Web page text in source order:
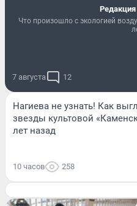
Редакция
Что произошло с экологией
7 августа 12
Нагиева не узнать! Как
звезды культовой
лет назад
10 часов 258